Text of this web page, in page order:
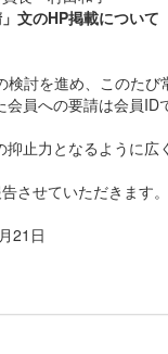
文のHP掲載について
討を進め、このたび
員への要請は会員ID
止力となるように広
させていただきます